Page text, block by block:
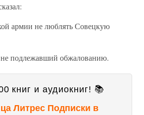
армии не люблять Совецкую
подлежавший обжалованию.
книг и аудиокниг! 📚
Литрес Подписки в